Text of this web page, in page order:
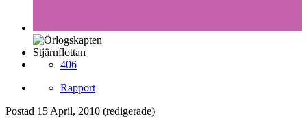
Stjärnflottan
406
Rapport
Postad 15 April, 2010 (redigerade)